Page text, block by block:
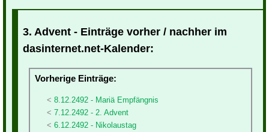
3. Advent - Einträge vorher / nachher im
dasinternet.net-Kalender:
Vorherige Einträge:
8.12.2492 - Mariä Empfängnis
7.12.2492 - 2. Advent
6.12.2492 - Nikolaustag